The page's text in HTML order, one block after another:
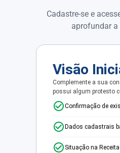
Cadastre-se e
aprofundar
Visão
Complemente a sua
possui algum protesto
Confirmação de
Dados cadastrais
Situação na Receita